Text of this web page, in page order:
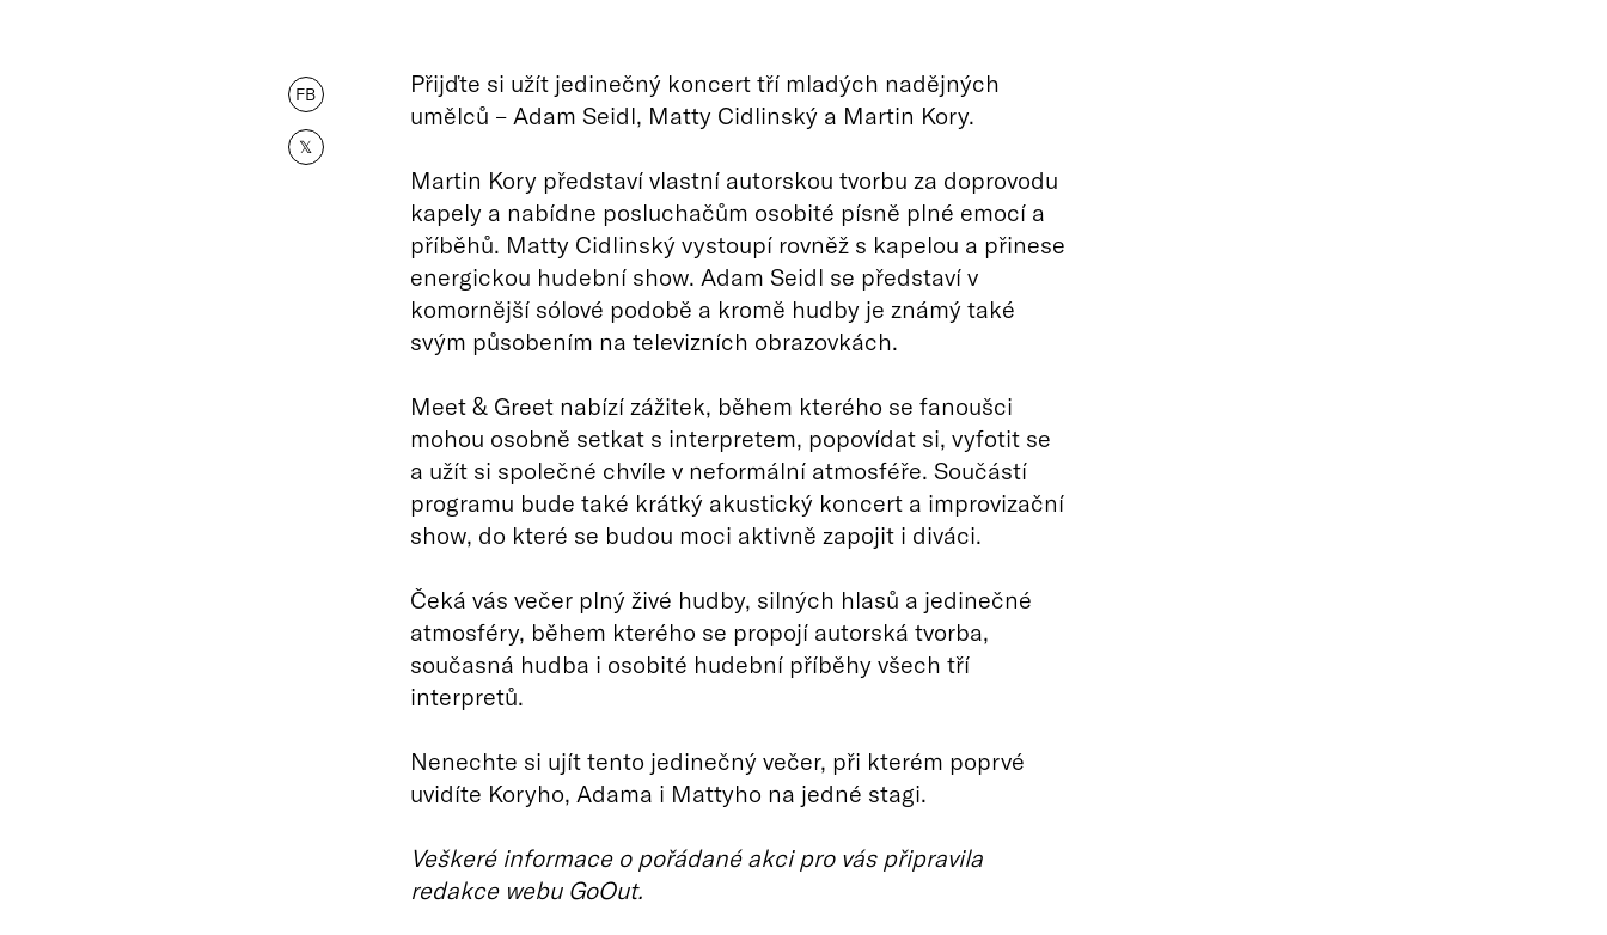
FB
𝕏
Přijďte si užít jedinečný koncert tří mladých nadějných
umělců – Adam Seidl, Matty Cidlinský a Martin Kory.
Martin Kory představí vlastní autorskou tvorbu za doprovodu
kapely a nabídne posluchačům osobité písně plné emocí a
příběhů. Matty Cidlinský vystoupí rovněž s kapelou a přinese
energickou hudební show. Adam Seidl se představí v
komornější sólové podobě a kromě hudby je známý také
svým působením na televizních obrazovkách.
Meet & Greet nabízí zážitek, během kterého se fanoušci
mohou osobně setkat s interpretem, popovídat si, vyfotit se
a užít si společné chvíle v neformální atmosféře. Součástí
programu bude také krátký akustický koncert a improvizační
show, do které se budou moci aktivně zapojit i diváci.
Čeká vás večer plný živé hudby, silných hlasů a jedinečné
atmosféry, během kterého se propojí autorská tvorba,
současná hudba i osobité hudební příběhy všech tří
interpretů.
Nenechte si ujít tento jedinečný večer, při kterém poprvé
uvidíte Koryho, Adama i Mattyho na jedné stagi.
Veškeré informace o pořádané akci pro vás připravila
redakce webu GoOut.